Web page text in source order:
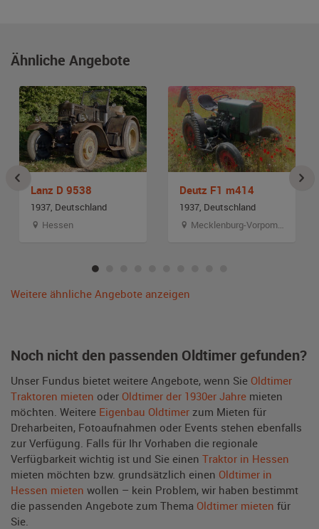
Ähnliche Angebote
Lanz D 9538
1937, Deutschland
Hessen
Deutz F1 m414
1937, Deutschland
Mecklenburg-Vorpommern
Weitere ähnliche Angebote anzeigen
Noch nicht den passenden Oldtimer gefunden?
Unser Fundus bietet weitere Angebote, wenn Sie Oldtimer
Traktoren mieten oder Oldtimer der 1930er Jahre mieten
möchten. Weitere Eigenbau Oldtimer zum Mieten für
Dreharbeiten, Fotoaufnahmen oder Events stehen ebenfalls
zur Verfügung. Falls für Ihr Vorhaben die regionale
Verfügbarkeit wichtig ist und Sie einen Traktor in Hessen
mieten möchten bzw. grundsätzlich einen Oldtimer in
Hessen mieten wollen – kein Problem, wir haben bestimmt
die passenden Angebote zum Thema Oldtimer mieten für
Sie.